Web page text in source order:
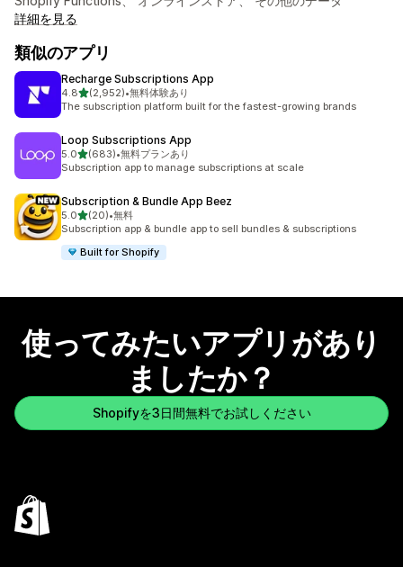
詳細を見る
類似のアプリ
Recharge Subscriptions App
4.85つ星中
(2,952)
合計レビュー数：2952件
•無料体験あり
The subscription platform built for the fastest-growing brands
Loop Subscriptions App
5.05つ星中
(683)
合計レビュー数：683件
•無料プランあり
Subscription app to manage subscriptions at scale
Subscription & Bundle App Beez
5.05つ星中
(20)
合計レビュー数：20件
•無料
Subscription app & bundle app to sell bundles & subscriptions
Built for Shopify
使ってみたいアプリがあり
ましたか？
Shopifyを3日間無料でお試しください